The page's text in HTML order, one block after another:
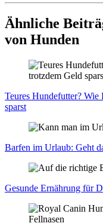
Ähnliche
von Hunden
Teu­res Hun­de­fut­ter?
sparst
Bar­fen im Urlaub: Geht
Gesun­de Ernäh­rung für